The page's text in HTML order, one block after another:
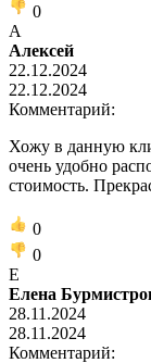
0
А
Алексей
22.12.2024
22.12.2024
Комментарий:
Хожу в данную
очень удобно
стоимость.
0
0
Е
Елена
28.11.2024
28.11.2024
Комментарий: